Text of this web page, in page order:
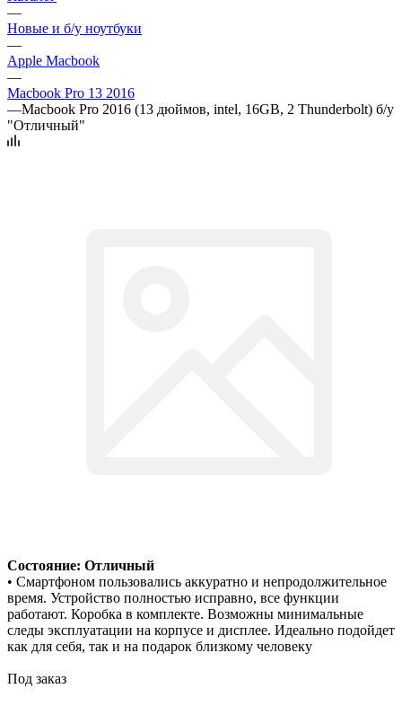
—
Новые и б/у ноутбуки
—
Apple Macbook
—
Macbook Pro 13 2016
—Macbook Pro 2016 (13 дюймов, intel, 16GB, 2 Thunderbolt) б/у
"Отличный"
Состояние: Отличный
• Смартфоном пользовались аккуратно и непродолжительное
время. Устройство полностью исправно, все функции
работают. Коробка в комплекте. Возможны минимальные
следы эксплуатации на корпусе и дисплее. Идеально подойдет
как для себя, так и на подарок близкому человеку
Под заказ